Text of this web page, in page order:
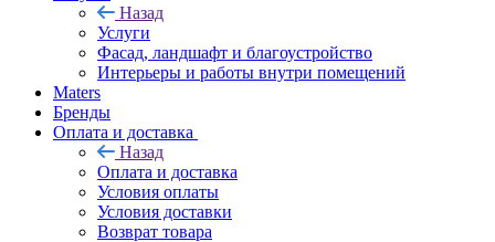
Назад
Услуги
Фасад, ландшафт и благоустройство
Интерьеры и работы внутри помещений
Maters
Бренды
Оплата и доставка
Назад
Оплата и доставка
Условия оплаты
Условия доставки
Возврат товара